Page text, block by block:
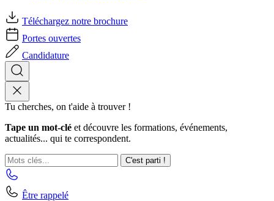
Téléchargez notre brochure
Portes ouvertes
Candidature
Tu cherches, on t'aide à trouver !
Tape un mot-clé et découvre les formations, événements,
actualités... qui te correspondent.
C'est parti !
Être rappelé